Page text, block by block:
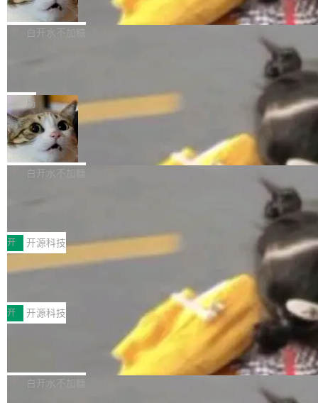
的。 从 deb 到 snap 的迁移路径 hwctl 是 rust-
hwlib 硬件 API 库的一部分，命令行工具负责查
ation 就曝出她将重回 OpenAI，负责递归自我
改进方向的研究。她是 Thinking Machines 过
一在人才争夺战中失血的公司。六月，Google
连失两员大将：Noam Shazeer 去了 Op...
FFmpeg 9.0 现已发布，包含多项改进。官方更
新日志列出的 9.0 版本主要更新内容如下： 扩
er HE-AAC 960 解码 (DAB+) transpose_cuda
filter 添加 AMF Frame Rate Converter (vf_frc
_amf) filter SMPTE 2094-50 元数据支持和直
通 ProRes RAW VideoToolbox 硬件加速器 AP
V ...
白开水不加糖
Code 在 X 上发帖：「DeepSeek Flash did 8T
tokens on August 1st. 5T of free usage + 3T
on OpenCode Go.」79.8 万次浏览，连带着 #
DeepSeek一天消耗了8万亿# 上了微博热搜——
注意这是 OpenCode 一家的消耗。 OpenCode
不完。」5T 来自免费额度，3T 来自 Go...
局
NetBSD 11.0 正式发布
NetBSD 11.0 现已正式发布，这是 NetBSD 操
作系统的第十八个主要版本。 自 NetBSD 10.1
ve JH71XX 的设备，例如 VisionFive 2、PINE
64 STAR64，以及 QEMU。 增强了对 POSIX.1
-2024 和 C23 编程接口标准的兼容性。 compat
_linux(8) 增强了对 Linux 系统调用的支持，包
括 epoll（围绕 kqueue 实现）、POSIX 消息队
列、...
白开水不加糖
案
享会在上海举办。鸿蒙生态的全场景智慧营销平
台鲸鸿动能协同华为游戏中心，面向游戏行业开
发者及生态伙伴，系统呈现了平台在游戏领域的
完整能力版图——从IAP高价值用户的全周期经
营、到IAA游戏的“买变一体”正循环、再到联运与
广告协同的全链路经营闭环，以及面向全球市场
的出海增长布局。 华为终端云业务商业化销售负
责人在开场致辞中表示，游戏开发者的核心诉求
已不再是“多一个投放渠道”，而是一套能够持续
开 开源科技
技嘉X3D系列再添新成员 B850 AORU
面向AMD Ryzen X3D处理器玩家，技嘉X3D系
列主板阵容迎来新成员——B850 AORUS ELITE
X3D。作为面向主流高性能平台打造的全新主板
产品，B850 AORUS ELITE X3D延续技嘉在X3
D平台优化上的技术积累，旨在为游戏玩家带来
更稳定、更高效的装机选择。 B850 AORUS ELI
开 开源科技
Zadig v5.0 发布：AI 发布专员与 AI 审
我们团队这几天最大的卡点不是 AI 写得不够
好，是 AI 写得太好了。 好到审查排期从两天的
白开水不加糖